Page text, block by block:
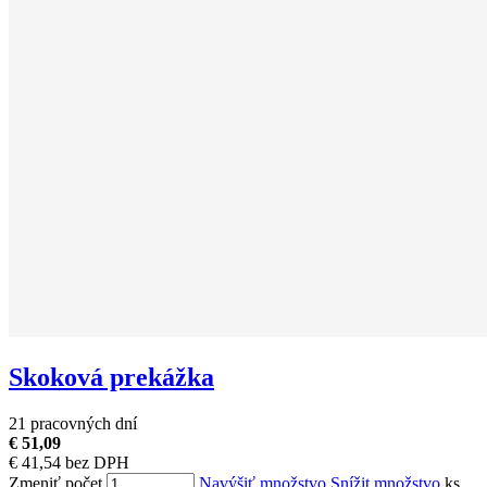
Skoková prekážka
21 pracovných dní
€ 51,09
€ 41,54 bez DPH
Zmeniť počet
Navýšiť množstvo Snížit množstvo ks